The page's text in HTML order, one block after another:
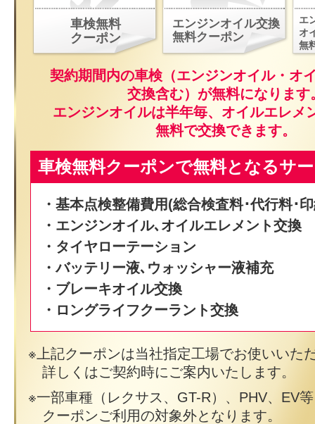
車検無料
クーポン
エンジンオイル交換
無料クーポン
エ
オ
無
契約期間内の車検（エンジンオイル・オ
交換含む）が無料になります
エンジンオイルは半年毎、オイルエレメ
無料で交換できます。
車検無料クーポンで無料となるサ
・基本点検整備費用(総合検査料･代行料･
・エンジンオイル､オイルエレメント交換
・タイヤローテーション
・バッテリー液､ウォッシャー液補充
・ブレーキオイル交換
・ロングライフクーラント交換
上記クーポンは当社指定工場でお使いいた
詳しくはご契約時にご案内いたします。
一部車種（レクサス、GT-R）、PHV、EV
クーポンご利用の対象外となります。